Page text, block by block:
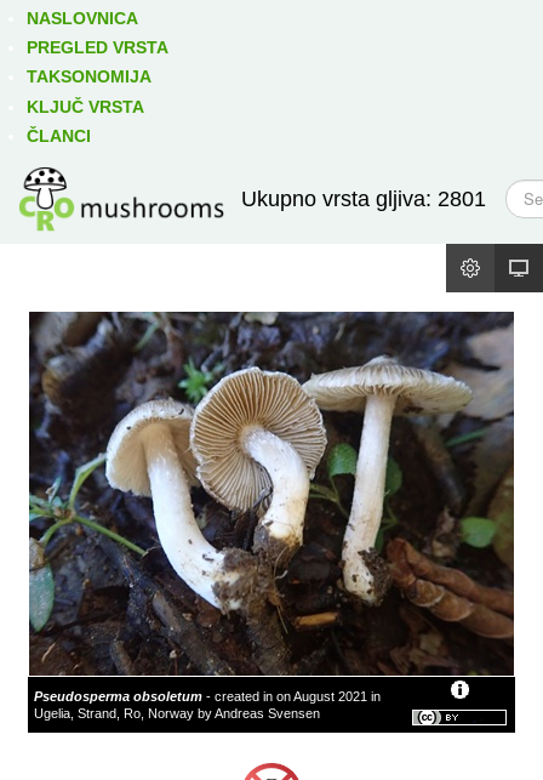
NASLOVNICA
PREGLED VRSTA
TAKSONOMIJA
KLJUČ VRSTA
ČLANCI
Ukupno vrsta gljiva: 2801
T
r
ž
Pseudosperma obsoletum - created in on August 2021 in
Ugelia, Strand, Ro, Norway by Andreas Svensen
Izravno podređene niže takse: